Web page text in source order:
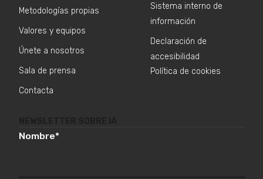
Metodologías propias
Valores y equipos
Únete a nosotros
Sala de prensa
Contacta
Sistema interno de
información
Declaración de
accesibilidad
Política de cookies
Nombre*